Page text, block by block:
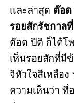
เเละล่าสุด ต๊อด
รอยสักรัชกาล
ต๊อด ปิติ ก็ได้โ
เห็นรอยสักที่มี
จิหัวใจสีเหลือง
ความเห็นว่า ที่